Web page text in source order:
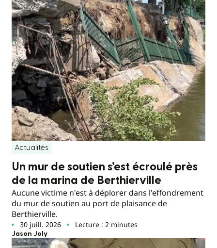
Actualités
Un mur de soutien s’est écroulé près
de la marina de Berthierville
Aucune victime n'est à déplorer dans l'effondrement
du mur de soutien au port de plaisance de
Berthierville.
30 juill. 2026 Lecture : 2 minutes
Jason Joly